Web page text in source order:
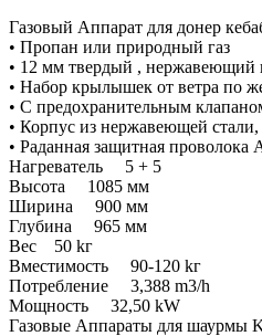
Газовый Аппарат для донер
• Пропан или природный газ
• 12 мм твердый , нержавеющий
• Набор крылышек от ветра по
• С предохранительным
• Корпус из нержавеющей стали,
• Pадaнная защитная проволока
Нагреватель 5 + 5
Высота 1085 мм
Ширина 900 мм
Глубина 965 мм
Вес 50 kг
Вместимость 90-120 kг
Потребление 3,388 m3/h
Мощность 32,50 kW
Газовые Аппараты для шаурмы